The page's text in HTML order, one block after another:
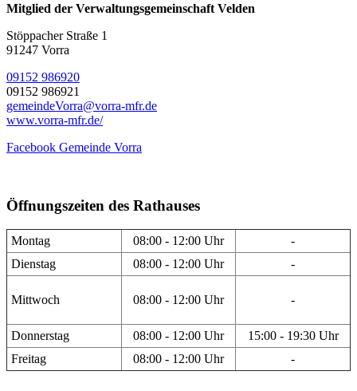
Mitglied der Verwaltungsgemeinschaft Velden
Stöppacher Straße 1
91247 Vorra
09152 986920
09152 986921
gemeindeVorra@vorra-mfr.de
www.vorra-mfr.de/
Facebook Gemeinde Vorra
Öffnungszeiten des Rathauses
Montag 08:00 - 12:00 Uhr
-
Dienstag
08:00 - 12:00 Uhr -
Mittwoch 08:00 - 12:00 Uhr -
Donnerstag 08:00 - 12:00 Uhr
15:00 - 19:30 Uhr
Freitag
08:00 - 12:00 Uhr -